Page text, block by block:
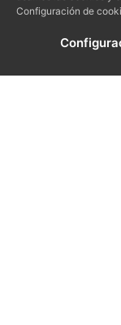
Configuración de